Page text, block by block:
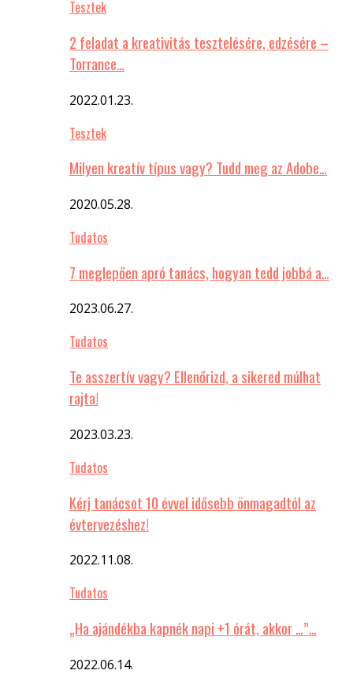
Tesztek
2 feladat a kreativitás tesztelésére, edzésére –
Torrance…
2022.01.23.
Tesztek
Milyen kreatív típus vagy? Tudd meg az Adobe…
2020.05.28.
Tudatos
7 meglepően apró tanács, hogyan tedd jobbá a…
2023.06.27.
Tudatos
Te asszertív vagy? Ellenőrizd, a sikered múlhat
rajta!
2023.03.23.
Tudatos
Kérj tanácsot 10 évvel idősebb önmagadtól az
évtervezéshez!
2022.11.08.
Tudatos
„Ha ajándékba kapnék napi +1 órát, akkor …”…
2022.06.14.